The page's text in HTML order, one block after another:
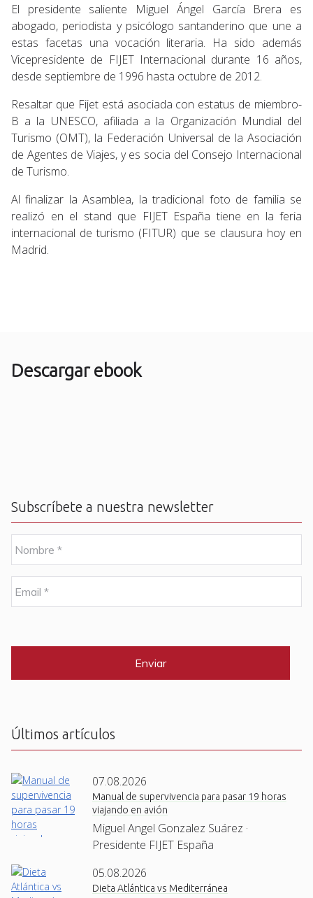
El presidente saliente Miguel Ángel García Brera es
abogado, periodista y psicólogo santanderino que une a
estas facetas una vocación literaria. Ha sido además
Vicepresidente de FIJET Internacional durante 16 años,
desde septiembre de 1996 hasta octubre de 2012.
Resaltar que Fijet está asociada con estatus de miembro-
B a la UNESCO, afiliada a la Organización Mundial del
Turismo (OMT), la Federación Universal de la Asociación
de Agentes de Viajes, y es socia del Consejo Internacional
de Turismo.
Al finalizar la Asamblea, la tradicional foto de familia se
realizó en el stand que FIJET España tiene en la feria
internacional de turismo (FITUR) que se clausura hoy en
Madrid.
Descargar ebook
Subscríbete a nuestra newsletter
o
m
e
m
a
C
Últimos artículos
07.08.2026
Manual de supervivencia para pasar 19 horas
viajando en avión
Miguel Angel Gonzalez Suárez ·
Presidente FIJET España
05.08.2026
Dieta Atlántica vs Mediterránea